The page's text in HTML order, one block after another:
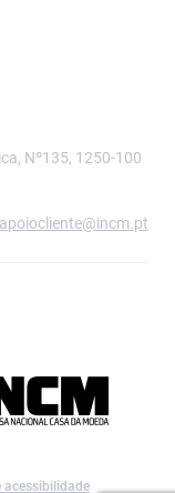
Nº135, 1250-100
acessibilidade